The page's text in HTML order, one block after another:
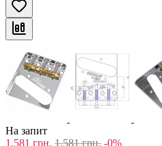
На запит
1,581 грн. 1,581 грн. -0%